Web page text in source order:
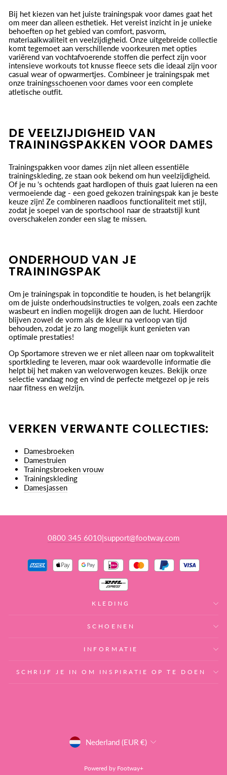
Bij het kiezen van het juiste trainingspak voor dames gaat het
om meer dan alleen esthetiek. Het vereist inzicht in je unieke
behoeften op het gebied van comfort, pasvorm,
materiaalkwaliteit en veelzijdigheid. Onze uitgebreide collectie
komt tegemoet aan verschillende voorkeuren met opties
variërend van vochtafvoerende stoffen die perfect zijn voor
intensieve workouts tot knusse fleece sets die ideaal zijn voor
casual wear of opwarmertjes. Combineer je trainingspak met
onze trainingsschoenen voor dames voor een complete
atletische outfit.
DE VEELZIJDIGHEID VAN
TRAININGSPAKKEN VOOR DAMES
Trainingspakken voor dames zijn niet alleen essentiële
trainingskleding, ze staan ook bekend om hun veelzijdigheid.
Of je nu 's ochtends gaat hardlopen of thuis gaat luieren na een
vermoeiende dag - een goed gekozen trainingspak kan je beste
keuze zijn! Ze combineren naadloos functionaliteit met stijl,
zodat je soepel van de sportschool naar de straatstijl kunt
overschakelen zonder een slag te missen.
ONDERHOUD VAN JE
TRAININGSPAK
Om je trainingspak in topconditie te houden, is het belangrijk
om de juiste onderhoudsinstructies te volgen, zoals een zachte
wasbeurt en indien mogelijk drogen aan de lucht. Hierdoor
blijven zowel de vorm als de kleur na verloop van tijd
behouden, zodat je zo lang mogelijk kunt genieten van
optimale prestaties!
Op Sportamore streven we er niet alleen naar om topkwaliteit
sportkleding te leveren, maar ook waardevolle informatie die
helpt bij het maken van weloverwogen keuzes. Bekijk onze
selectie vandaag nog en vind de perfecte metgezel op je reis
naar fitness en welzijn.
VERKEN VERWANTE COLLECTIES:
Damesbroeken
Damestruien
Trainingsbroeken vrouw
Trainingskleding
Damesjassen
0800 345 6010|support@footway.com
KLEDING
SCHOENEN
INFORMATIE
SCHRIJF JE IN OM INSPIRATIE OP TE DOEN
MUNTEENHEID
Nederland (EUR €)
Powered by Footway+